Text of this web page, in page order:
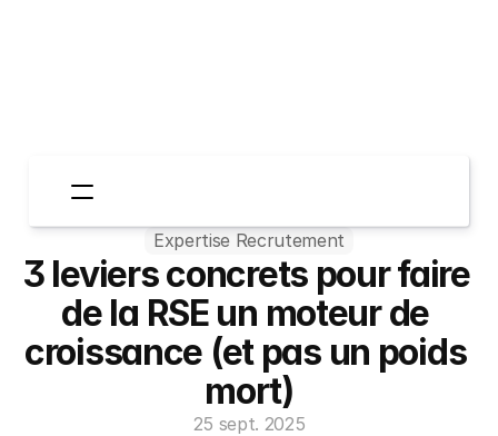
Espace Entreprises
Espace Candidats
Qui sommes-nous?
TheGoodStories
Contactez-nous
Expertise Recrutement
3 leviers concrets pour faire
de la RSE un moteur de
croissance (et pas un poids
mort)
25 sept. 2025